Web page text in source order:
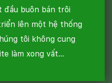
đầu buôn bán trôi
lên một hệ thống
tôi không cung
làm xong vất…